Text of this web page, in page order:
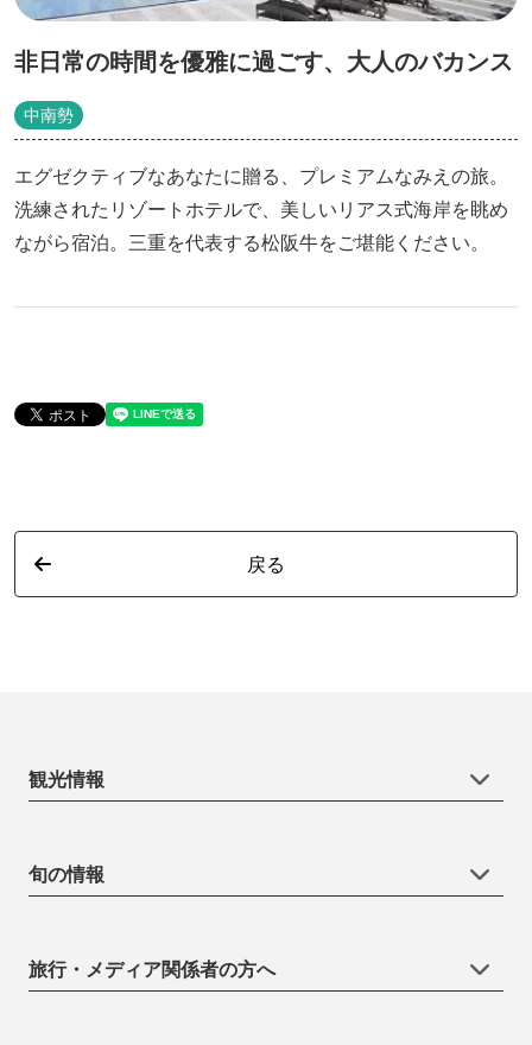
非日常の時間を優雅に過ごす、大人のバカンス
中南勢
エグゼクティブなあなたに贈る、プレミアムなみえの旅。
洗練されたリゾートホテルで、美しいリアス式海岸を眺め
ながら宿泊。三重を代表する松阪牛をご堪能ください。
戻る
観光情報
旬の情報
旅行・メディア関係者の方へ